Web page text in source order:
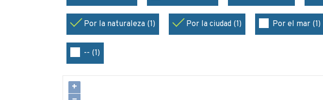
Por la naturaleza (1) Por la ciudad (1) Por el mar (1)
-- (1)
+